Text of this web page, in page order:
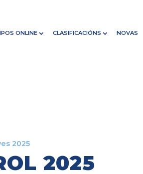
ONLINE CLASIFICACIÓNS NOVAS
2025
2025